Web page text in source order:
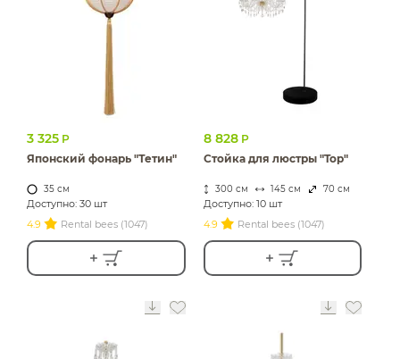
ИЗДЕЛИЯ ДЛЯ
3 325 Р
Японский фонарь "Тетин"
35 см
Доступно: 30 шт
4.9
Rental bees (1047)
8 828 Р
Стойка для люстры "Top"
300 см 145 см 70 см
Доступно: 10 шт
4.9
Rental bees (1047)